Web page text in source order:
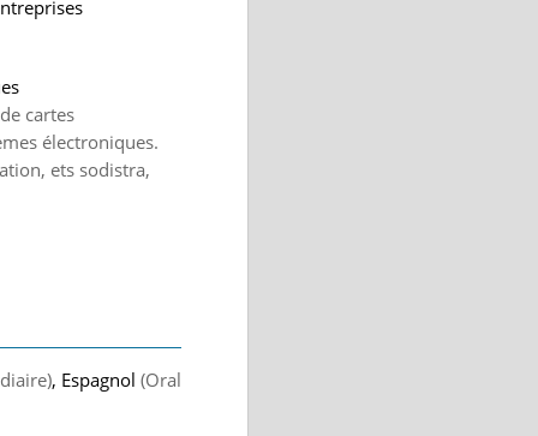
cartes
électroniques.
ets sodistra,
, Espagnol (Oral